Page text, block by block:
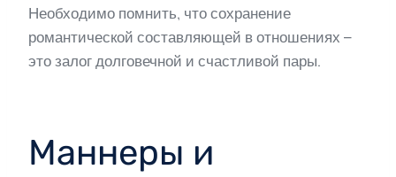
Необходимо помнить, что сохранение
романтической составляющей в отношениях –
это залог долговечной и счастливой пары.
Маннеры и